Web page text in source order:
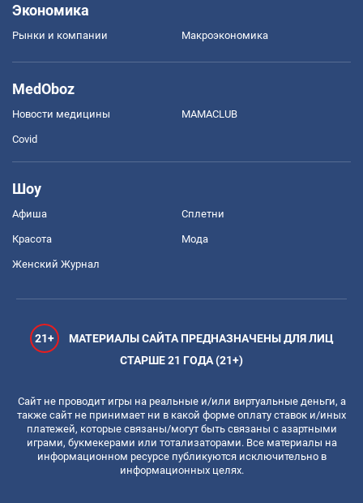
Экономика
Рынки и компании Mакроэкономика
MedOboz
Новости медицины MAMACLUB
Covid
Шоу
Афиша Сплетни
Красота Мода
Женский Журнал
21+
МАТЕРИАЛЫ САЙТА ПРЕДНАЗНАЧЕНЫ ДЛЯ ЛИЦ
СТАРШЕ 21 ГОДА (21+)
Сайт не проводит игры на реальные и/или виртуальные деньги, а
также сайт не принимает ни в какой форме оплату ставок и/иных
платежей, которые связаны/могут быть связаны с азартными
играми, букмекерами или тотализаторами. Все материалы на
информационном ресурсе публикуются исключительно в
информационных целях.